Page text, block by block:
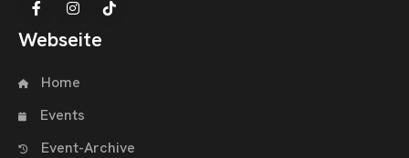
SHOP
Webseite
Home
Events
Event-Archive